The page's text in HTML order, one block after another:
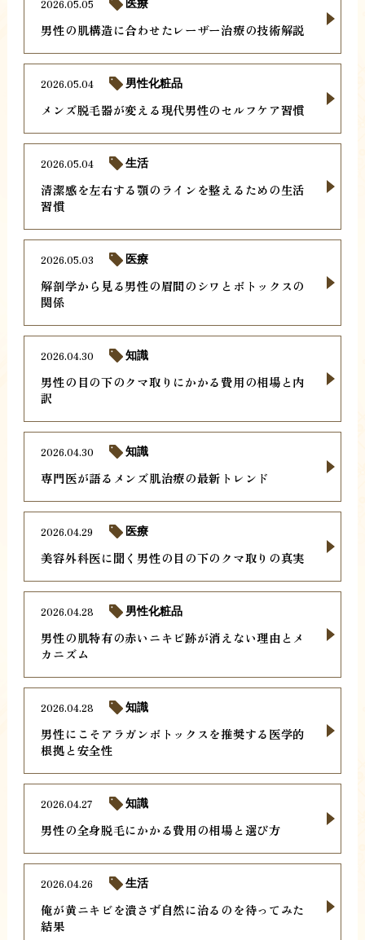
男性の肌構造に合わせたレーザー治療の技術解説
2026.05.05 医療
メンズ脱毛器が変える現代男性のセルフケア習慣
2026.05.04 男性化粧品
清潔感を左右する顎のラインを整えるための生活
習慣
2026.05.04 生活
解剖学から見る男性の眉間のシワとボトックスの
関係
2026.05.03 医療
男性の目の下のクマ取りにかかる費用の相場と内
訳
2026.04.30 知識
専門医が語るメンズ肌治療の最新トレンド
2026.04.30 知識
美容外科医に聞く男性の目の下のクマ取りの真実
2026.04.29 医療
男性の肌特有の赤いニキビ跡が消えない理由とメ
カニズム
2026.04.28 男性化粧品
男性にこそアラガンボトックスを推奨する医学的
根拠と安全性
2026.04.28 知識
男性の全身脱毛にかかる費用の相場と選び方
2026.04.27 知識
俺が黄ニキビを潰さず自然に治るのを待ってみた
結果
2026.04.26 生活